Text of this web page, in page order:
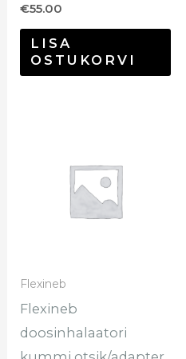
€55.00
LISA
OSTUKORVI
Flexineb
Flexineb
doosinhalaatori